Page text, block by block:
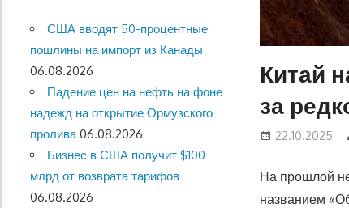
Китай
за
22.10.2025
На прошлой
названием
США вводят 50-процентные
пошлины на импорт из Канады
06.08.2026
Падение цен на нефть на фоне
надежд на открытие Ормузского
пролива 06.08.2026
Бизнес в США получит $100
млрд от возврата тарифов
06.08.2026